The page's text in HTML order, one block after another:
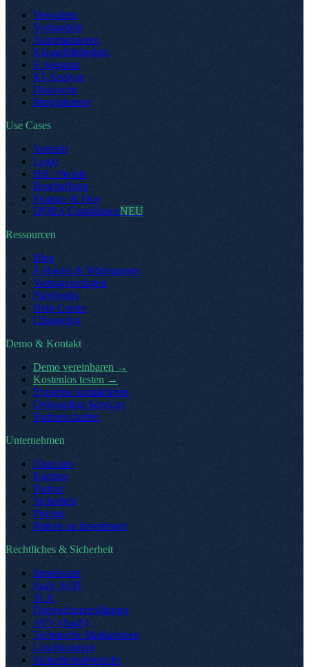
Verwalten
Verhandeln
Automatisieren
Klauselbibliothek
E-Signatur
KI-Analyse
Dealroom
Integrationen
Use Cases
Vertrieb
Legal
HR / People
Beschaffung
Finance & Ops
DORA ComplianceNEU
Ressourcen
Blog
E-Books & Whitepapers
Vertragsvorlagen
Playbooks
Help Center
Changelog
Demo & Kontakt
Demo vereinbaren →
Kostenlos testen →
Experten kontaktieren
Onboarding Services
Partnerschaften
Unternehmen
Über uns
Karriere
Partner
Sicherheit
Pricing
Return on Investment
Rechtliches & Sicherheit
Impressum
SaaS AGB
SLA
Datenschutzerklärung
AVV (SaaS)
Technische Maßnahmen
Löschkonzept
Sicherheitsübersicht